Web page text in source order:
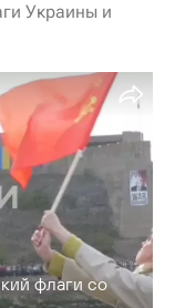
Украины и
флаги со